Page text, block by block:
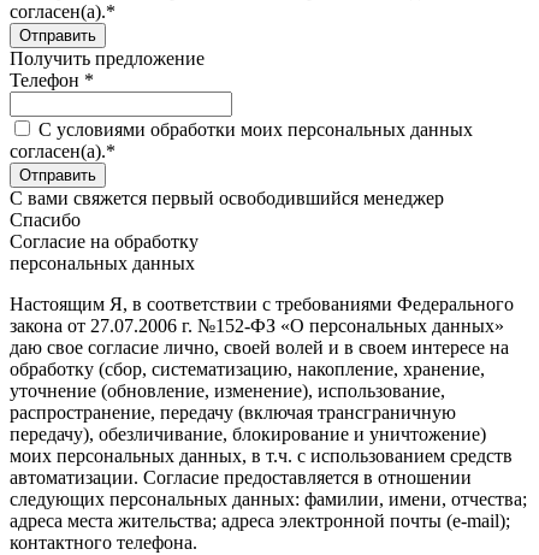
согласен(а).*
Получить предложение
Телефон *
C условиями обработки моих персональных данных
согласен(а).*
С вами свяжется первый освободившийся менеджер
Спасибо
Согласие на обработку
персональных данных
Настоящим Я, в соответствии с требованиями Федерального
закона от 27.07.2006 г. №152-ФЗ «О персональных данных»
даю свое согласие лично, своей волей и в своем интересе на
обработку (сбор, систематизацию, накопление, хранение,
уточнение (обновление, изменение), использование,
распространение, передачу (включая трансграничную
передачу), обезличивание, блокирование и уничтожение)
моих персональных данных, в т.ч. с использованием средств
автоматизации. Согласие предоставляется в отношении
следующих персональных данных: фамилии, имени, отчества;
адреса места жительства; адреса электронной почты (e-mail);
контактного телефона.